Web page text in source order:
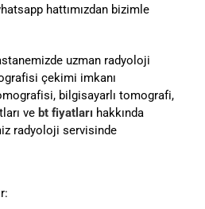
hattımızdan bizimle
uzman radyoloji
çekimi imkanı
bilgisayarlı tomografi,
ve bt fiyatları hakkında
radyoloji servisinde